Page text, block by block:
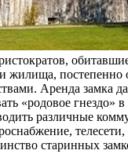
жилища, постепенно
Аренда замка
«родовое гнездо»
различные
старинных